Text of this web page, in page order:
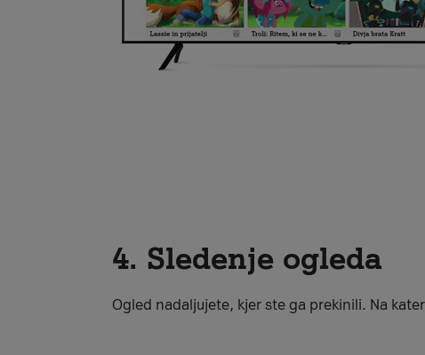
4. Sledenje ogleda
Ogled nadaljujete, kjer ste ga prekinili. Na